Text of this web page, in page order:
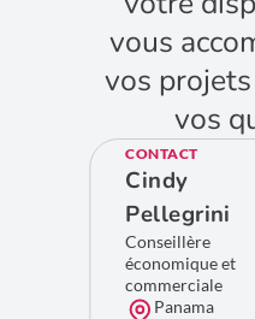
vous
vos
vos
CONTACT
Cindy
Pellegrini
Conseillère
économique et
commerciale
Panama